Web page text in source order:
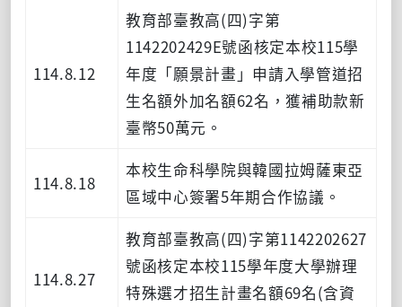
114.8.12
教育部臺教高(四)字第
1142202429E號函核定本校115學
年度「願景計畫」申請入學管道招
生名額外加名額62名，獲補助款新
臺幣50萬元。
114.8.18
本校生命科學院與韓國拉姆薩東亞
區域中心簽署5年期合作協議。
114.8.27
教育部臺教高(四)字第1142202627
號函核定本校115學年度大學辦理
特殊選才招生計畫名額69名(含資